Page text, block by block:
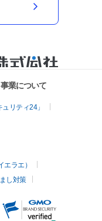
業について
リティ24」
ラエ）
し対策